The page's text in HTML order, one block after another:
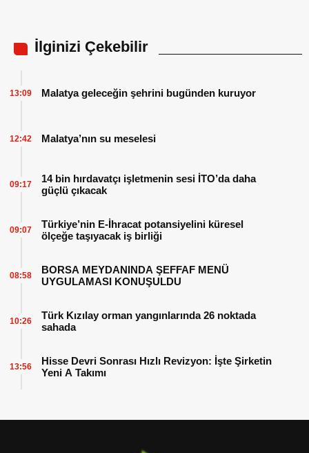
İlginizi Çekebilir
Malatya geleceğin şehrini bugünden kuruyor
13:09
Malatya’nın su meselesi
12:42
14 bin hırdavatçı işletmenin sesi İTO’da daha
güçlü çıkacak
09:17
Türkiye’nin E-İhracat potansiyelini küresel
ölçeğe taşıyacak iş birliği
09:07
BORSA MEYDANINDA ŞEFFAF MENÜ
UYGULAMASI KONUŞULDU
08:58
Türk Kızılay orman yangınlarında 26 noktada
sahada
10:26
Hisse Devri Sonrası Hızlı Revizyon: İşte Şirketin
Yeni A Takımı
13:56